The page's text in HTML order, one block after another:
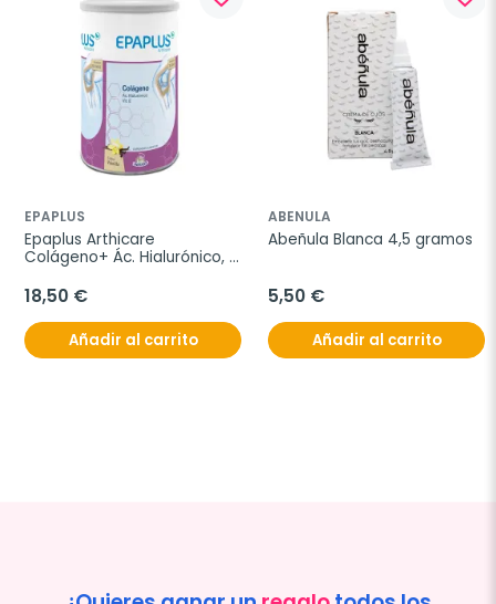
EPAPLUS
Epaplus Arthicare
Colágeno+ Ác. Hialurónico,
18,50 €
Añadir al carrito
ABENULA
Abeñula Blanca 4,5 gramos
5,50 €
Añadir al carrito